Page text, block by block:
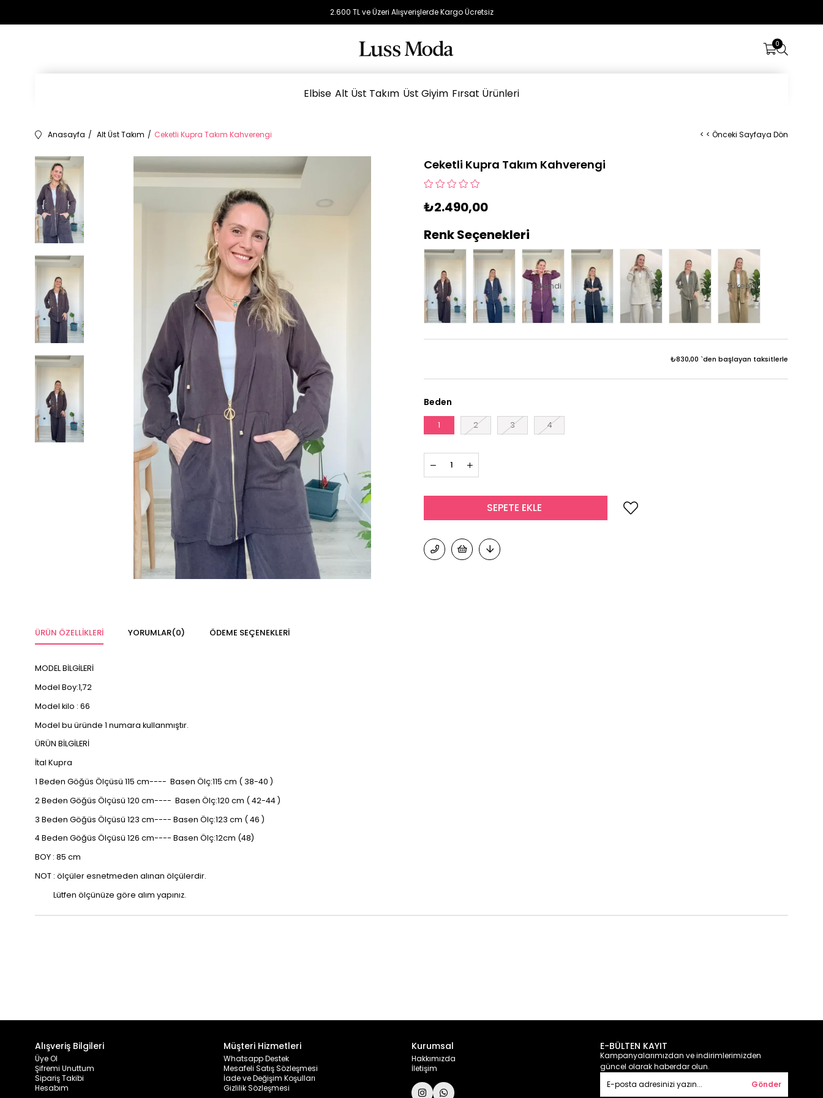
2.600 TL ve Üzeri Alışverişlerde Kargo Ücretsiz
0
Elbise Alt Üst Takım Üst Giyim Fırsat Ürünleri
Anasayfa Alt Üst Takım Ceketli Kupra Takım Kahverengi < < Önceki Sayfaya Dön
Ceketli Kupra Takım Kahverengi
₺2.490,00
Renk Seçenekleri
Tükendi Tükendi
₺830,00 `den başlayan taksitlerle
Beden
1 2 3 4
ÜRÜN ÖZELLIKLERI YORUMLAR(0) ÖDEME SEÇENEKLERI
MODEL BİLGİLERİ
Model Boy:1,72
Model kilo : 66
Model bu üründe 1 numara kullanmıştır.
ÜRÜN BİLGİLERİ
İtal Kupra
1 Beden Göğüs Ölçüsü 115 cm---- Basen Ölç:115 cm ( 38-40 )
2 Beden Göğüs Ölçüsü 120 cm---- Basen Ölç:120 cm ( 42-44 )
3 Beden Göğüs Ölçüsü 123 cm---- Basen Ölç:123 cm ( 46 )
4 Beden Göğüs Ölçüsü 126 cm---- Basen Ölç:12cm (48)
BOY : 85 cm
NOT : ölçüler esnetmeden alınan ölçülerdir.
Lütfen ölçünüze göre alım yapınız.
Alışveriş Bilgileri
Üye Ol
Şifremi Unuttum
Sipariş Takibi
Hesabım
Müşteri Hizmetleri
Whatsapp Destek
Mesafeli Satış Sözleşmesi
İade ve Değişim Koşulları
Gizlilik Sözleşmesi
Kurumsal
Hakkımızda
İletişim
E-BÜLTEN KAYIT
Kampanyalarımızdan ve indirimlerimizden
güncel olarak haberdar olun.
Gönder